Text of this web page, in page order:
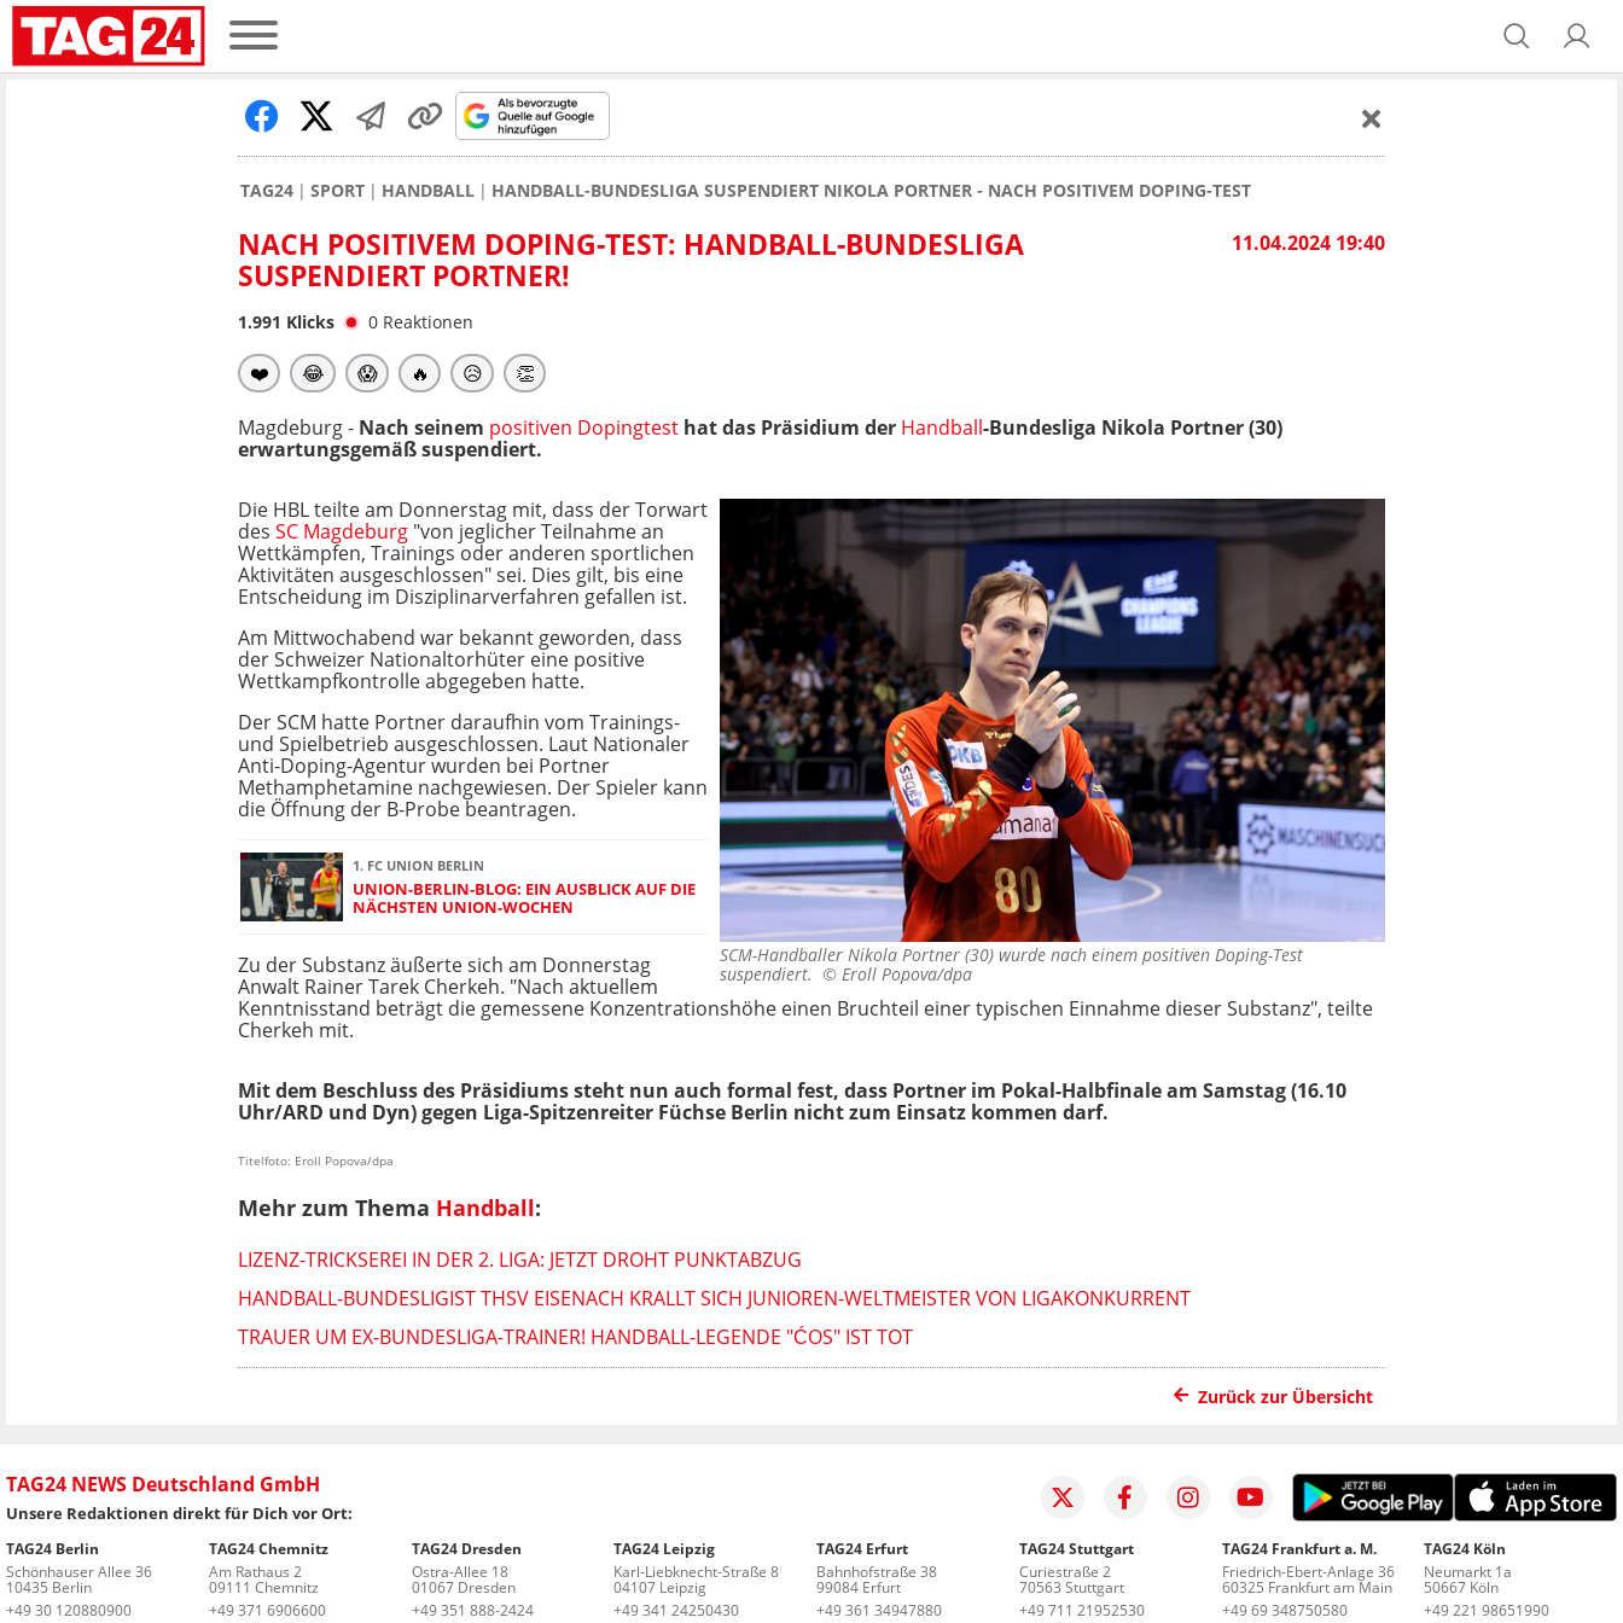
TAG24 SPORT HANDBALL HANDBALL-BUNDESLIGA SUSPENDIERT NIKOLA PORTNER - NACH POSITIVEM DOPING-TEST
11.04.2024 19:40
NACH POSITIVEM DOPING-TEST: HANDBALL-BUNDESLIGA
SUSPENDIERT PORTNER!
1.991 Klicks 0 Reaktionen
❤️ 😂 😱 🔥 😥 👏
Magdeburg - Nach seinem positiven Dopingtest hat das Präsidium der Handball-Bundesliga Nikola Portner (30)
erwartungsgemäß suspendiert.
SCM-Handballer Nikola Portner (30) wurde nach einem positiven Doping-Test
suspendiert. © Eroll Popova/dpa
Die HBL teilte am Donnerstag mit, dass der Torwart
des SC Magdeburg "von jeglicher Teilnahme an
Wettkämpfen, Trainings oder anderen sportlichen
Aktivitäten ausgeschlossen" sei. Dies gilt, bis eine
Entscheidung im Disziplinarverfahren gefallen ist.
Am Mittwochabend war bekannt geworden, dass
der Schweizer Nationaltorhüter eine positive
Wettkampfkontrolle abgegeben hatte.
Der SCM hatte Portner daraufhin vom Trainings-
und Spielbetrieb ausgeschlossen. Laut Nationaler
Anti-Doping-Agentur wurden bei Portner
Methamphetamine nachgewiesen. Der Spieler kann
die Öffnung der B-Probe beantragen.
1. FC UNION BERLIN
UNION-BERLIN-BLOG: EIN AUSBLICK AUF DIE
NÄCHSTEN UNION-WOCHEN
Zu der Substanz äußerte sich am Donnerstag
Anwalt Rainer Tarek Cherkeh. "Nach aktuellem
Kenntnisstand beträgt die gemessene Konzentrationshöhe einen Bruchteil einer typischen Einnahme dieser Substanz", teilte
Cherkeh mit.
Mit dem Beschluss des Präsidiums steht nun auch formal fest, dass Portner im Pokal-Halbfinale am Samstag (16.10
Uhr/ARD und Dyn) gegen Liga-Spitzenreiter Füchse Berlin nicht zum Einsatz kommen darf.
Titelfoto: Eroll Popova/dpa
Mehr zum Thema Handball:
LIZENZ-TRICKSEREI IN DER 2. LIGA: JETZT DROHT PUNKTABZUG
HANDBALL-BUNDESLIGIST THSV EISENACH KRALLT SICH JUNIOREN-WELTMEISTER VON LIGAKONKURRENT
TRAUER UM EX-BUNDESLIGA-TRAINER! HANDBALL-LEGENDE "ĆOS" IST TOT
Zurück zur Übersicht
TAG24 NEWS Deutschland GmbH
Unsere Redaktionen direkt für Dich vor Ort:
TAG24 Berlin
Schönhauser Allee 36
10435 Berlin
+49 30 120880900
TAG24 Chemnitz
Am Rathaus 2
09111 Chemnitz
+49 371 6906600
TAG24 Dresden
Ostra-Allee 18
01067 Dresden
+49 351 888-2424
TAG24 Leipzig
Karl-Liebknecht-Straße 8
04107 Leipzig
+49 341 24250430
TAG24 Erfurt
Bahnhofstraße 38
99084 Erfurt
+49 361 34947880
TAG24 Stuttgart
Curiestraße 2
70563 Stuttgart
+49 711 21952530
TAG24 Frankfurt a. M.
Friedrich-Ebert-Anlage 36
60325 Frankfurt am Main
+49 69 348750580
TAG24 Köln
Neumarkt 1a
50667 Köln
+49 221 98651990